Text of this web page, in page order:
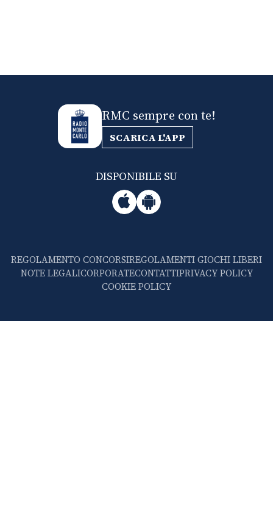
RMC sempre con te!
SCARICA L'APP
DISPONIBILE SU
REGOLAMENTO CONCORSIREGOLAMENTI GIOCHI LIBERI
NOTE LEGALICORPORATECONTATTIPRIVACY POLICY
COOKIE POLICY